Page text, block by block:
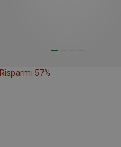
Risparmi 57%